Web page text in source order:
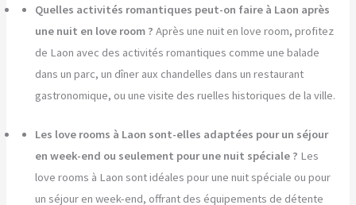
Quelles activités romantiques peut-on faire à Laon après
une nuit en love room ? Après une nuit en love room, profitez
de Laon avec des activités romantiques comme une balade
dans un parc, un dîner aux chandelles dans un restaurant
gastronomique, ou une visite des ruelles historiques de la ville.
Les love rooms à Laon sont-elles adaptées pour un séjour
en week-end ou seulement pour une nuit spéciale ? Les
love rooms à Laon sont idéales pour une nuit spéciale ou pour
un séjour en week-end, offrant des équipements de détente